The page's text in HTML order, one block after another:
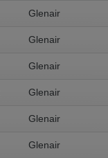
Glenair
Glenair
Glenair
Glenair
Glenair
Glenair